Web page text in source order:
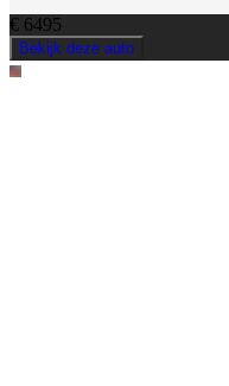
€ 6495
Bekijk deze auto